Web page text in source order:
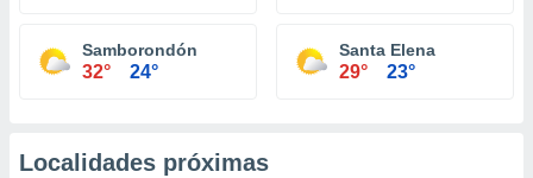
Samborondón
32° 24°
Santa Elena
29° 23°
Localidades próximas